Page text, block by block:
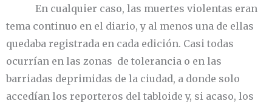
En cualquier caso, las muertes violentas eran
tema continuo en el diario, y al menos una de ellas
quedaba registrada en cada edición. Casi todas
ocurrían en las zonas de tolerancia o en las
barriadas deprimidas de la ciudad, a donde solo
accedían los reporteros del tabloide y, si acaso, los